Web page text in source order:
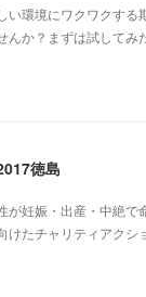
い環境にワクワクす
んか？まずは試して
徳島
が妊娠・出産・中絶
けたチャリティアク